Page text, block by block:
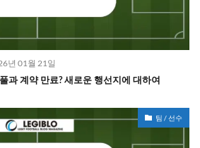
년 01월 21일
과 계약 만료? 새로운 행선지에 대하여
팀 / 선수